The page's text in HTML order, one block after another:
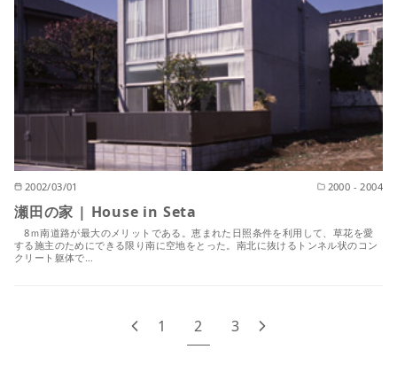
2002/03/01 2000 - 2004
瀬田の家 | House in Seta
8ｍ南道路が最大のメリットである。恵まれた日照条件を利用して、草花を愛
する施主のためにできる限り南に空地をとった。南北に抜けるトンネル状のコン
クリート躯体で…
1 2 3